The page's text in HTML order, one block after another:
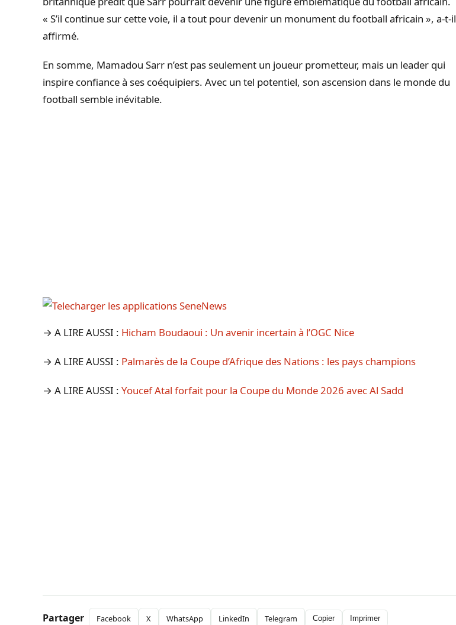
« S’il continue sur cette voie, il a tout pour devenir un monument du football africain », a-t-il
affirmé.
En somme, Mamadou Sarr n’est pas seulement un joueur prometteur, mais un leader qui
inspire confiance à ses coéquipiers. Avec un tel potentiel, son ascension dans le monde du
football semble inévitable.
→ A LIRE AUSSI : Hicham Boudaoui : Un avenir incertain à l’OGC Nice
→ A LIRE AUSSI : Palmarès de la Coupe d’Afrique des Nations : les pays champions
→ A LIRE AUSSI : Youcef Atal forfait pour la Coupe du Monde 2026 avec Al Sadd
Partager Facebook X WhatsApp LinkedIn Telegram Copier Imprimer